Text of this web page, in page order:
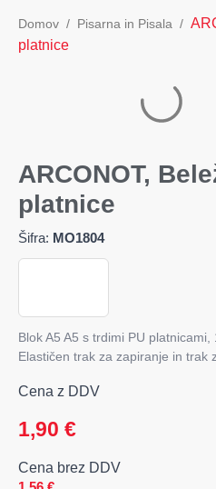
Domov Pisarna in Pisala
platnice
ARCONOT,
platnice
Šifra: MO1804
Blok A5 A5 s trdimi PU
Elastičen trak za zapiranje in trak
Cena z DDV
1,90 €
Cena brez DDV